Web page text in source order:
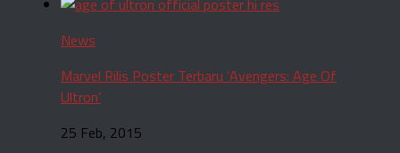
News
Marvel Rilis Poster Terbaru ‘Avengers: Age Of
Ultron’
25 Feb, 2015